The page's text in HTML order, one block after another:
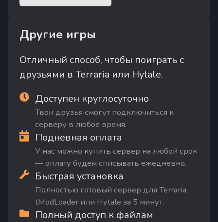
Другие игры
Отличный способ, чтобы поиграть с
друзьями в Terraria или Hytale.
Доступен круглосуточно
Твои друзья смогут подключиться к
серверу в любое время.
Подневная оплата
У нас можно купить сервер на любой срок
— оплату будем списывать ежедневно.
Быстрая установка
Полностью готовый сервер для Terraria,
tModLoader или Hytale за 5 минут.
Полный доступ к файлам